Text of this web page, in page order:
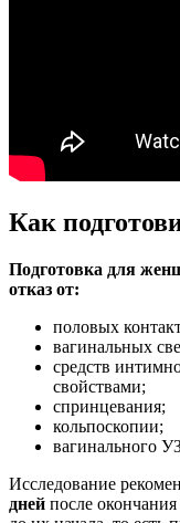
Как
Подготовка для
отказ от:
половых
вагинальных
средств
свойствами;
спринцевания;
кольпоскопии;
вагинального
Исследование
дней после